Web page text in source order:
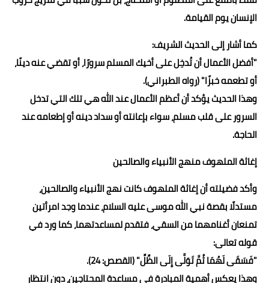
الإنسان يوم القيامة.
كما أشار إلى الحديث الشريف:
"أفضل الأعمال أن تُدخِل على أخيك المسلم سرورًا، أو تقضي عنه دينًا،
أو تطعمه خبزًا" (رواه الطبراني).
وهذا الحديث يؤكد أن أعظم الأعمال عند الله هي تلك التي تدخل
السرور على قلب مسلم، سواء بإعانته أو سداد دينه أو إطعامه عند
الحاجة.
إغاثة الملهوف منهج الأنبياء والصالحين
وأكد فضيلته أن إغاثة الملهوف كانت نهج الأنبياء والصالحين،
مستدلًا بقصة نبي الله موسى عليه السلام، عندما وجد امرأتين
تمنعان أغنامهما من السقي، فتقدم لمساعدتهما، كما ورد في
قوله تعالى:
"فَسَقَى لَهُمَا ثُمَّ تَوَلَّى إِلَى الظِّلِّ" (القصص: 24).
وهذا يعكس أهمية المبادرة في مساعدة المحتاجين، دون انتظار